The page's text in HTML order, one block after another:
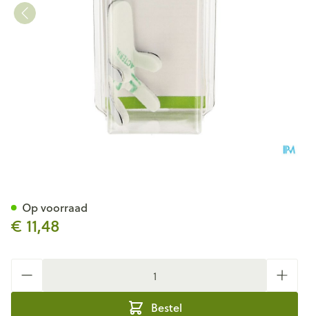
€ 11,48
Bestel
Op voorraad